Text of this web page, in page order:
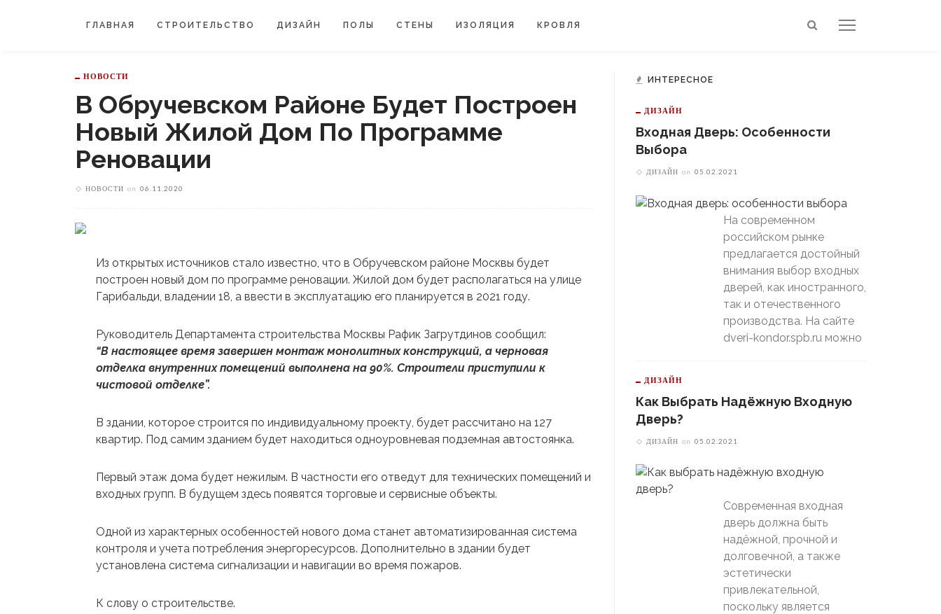
ГЛАВНАЯ СТРОИТЕЛЬСТВО ДИЗАЙН ПОЛЫ СТЕНЫ ИЗОЛЯЦИЯ КРОВЛЯ
НОВОСТИ
В Обручевском Районе Будет Построен
Новый Жилой Дом По Программе
Реновации
НОВОСТИ on 06.11.2020
Из открытых источников стало известно, что в Обручевском районе Москвы будет
построен новый дом по программе реновации. Жилой дом будет располагаться на улице
Гарибальди, владении 18, а ввести в эксплуатацию его планируется в 2021 году.
Руководитель Департамента строительства Москвы Рафик Загрутдинов сообщил:
“В настоящее время завершен монтаж монолитных конструкций, а черновая
отделка внутренних помещений выполнена на 90%. Строители приступили к
чистовой отделке”.
В здании, которое строится по индивидуальному проекту, будет рассчитано на 127
квартир. Под самим зданием будет находиться одноуровневая подземная автостоянка.
Первый этаж дома будет нежилым. В частности его отведут для технических помещений и
входных групп. В будущем здесь появятся торговые и сервисные объекты.
Одной из характерных особенностей нового дома станет автоматизированная система
контроля и учета потребления энергоресурсов. Дополнительно в здании будет
установлена ​​система сигнализации и навигации во время пожаров.
К слову о строительстве.
ИНТЕРЕСНОЕ
ДИЗАЙН
Входная Дверь: Особенности
Выбора
ДИЗАЙН on 05.02.2021
На современном
российском рынке
предлагается достойный
внимания выбор входных
дверей, как иностранного,
так и отечественного
производства. На сайте
dveri-kondor.spb.ru можно
ДИЗАЙН
Как Выбрать Надёжную Входную
Дверь?
ДИЗАЙН on 05.02.2021
Современная входная
дверь должна быть
надёжной, прочной и
долговечной, а также
эстетически
привлекательной,
поскольку является